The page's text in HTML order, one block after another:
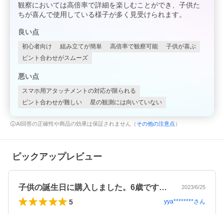
観察においては高倍率で詳細を楽しむことができ、子供た
ちが喜んで使用している様子が多く見受けられます。
良い点
初心者向け 組み立てが簡単 高倍率で観察可能
子供が喜ぶ
ピント合わせがスムーズ
悪い点
スマホ用アタッチメントの対応が限られる
ピント合わせが難しい
星の観測には向いていない
AI回答の正確性や商品の効果は保証されません（ その他の注意点 ）
ピックアップレビュー
子供の誕生日に購入しました。6歳です。… 2023/6/25
5 yya********さん